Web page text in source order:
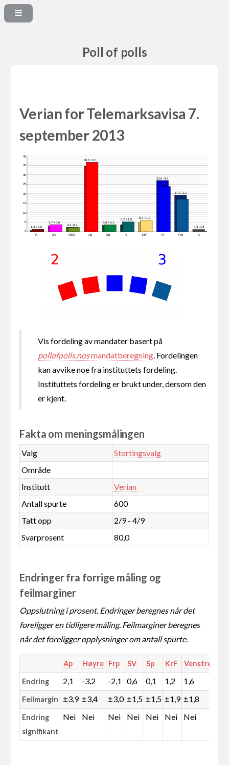
Poll of polls
Verian for Telemarksavisa 7.
september 2013
1,3 +0,6
3,7 +0,6
2,2 -0,2
36,6 +2,1
3,6 +0,1
5,2 +1,6 6,0 +1,2
23,8 -3,2
17,2 -2,1
0,3 -0,9
R SV MDG Ap Sp V KrF H Frp A
0
5
10
15
20
25
30
35
40
Vis fordeling av mandater basert på
pollofpolls.nosmandatberegning . Fordelingen
kan avvike noe fra instituttets fordeling.
Instituttets fordeling er brukt under, dersom den
er kjent.
Fakta om meningsmålingen
Valg
Stortingsvalg
Område
Institutt
Verian
Antall spurte
600
Tatt opp
2/9 - 4/9
Svarprosent
80,0
Endringer fra forrige måling og
feilmarginer
Oppslutning i prosent. Endringer beregnes når det
foreligger en tidligere måling. Feilmarginer beregnes
når det foreligger opplysninger om antall spurte.
Ap Høyre Frp SV Sp KrF Venstre
Endring 2,1 -3,2 -2,1 0,6 0,1 1,2 1,6
Feilmargin ±3,9 ±3,4 ±3,0 ±1,5 ±1,5 ±1,9 ±1,8
Endring
signifikant
Nei Nei Nei Nei Nei Nei Nei